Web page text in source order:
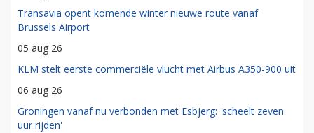
Transavia opent komende winter nieuwe route vanaf
Brussels Airport
05 aug 26
KLM stelt eerste commerciële vlucht met Airbus A350-900 uit
06 aug 26
Groningen vanaf nu verbonden met Esbjerg: 'scheelt zeven
uur rijden'